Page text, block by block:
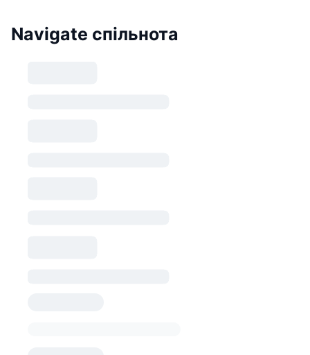
Navigate спільнота